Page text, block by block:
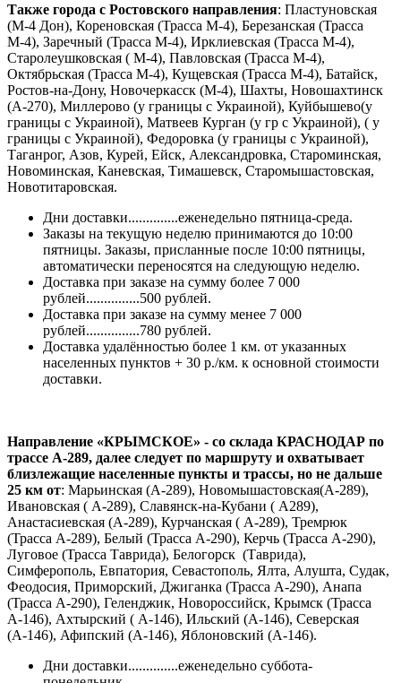
Также города с Ростовского направления: Пластуновская
(М-4 Дон), Кореновская (Трасса М-4), Березанская (Трасса
М-4), Заречный (Трасса М-4), Ирклиевская (Трасса М-4),
Старолеушковская ( М-4), Павловская (Трасса М-4),
Октябрьская (Трасса М-4), Кущевская (Трасса М-4), Батайск,
Ростов-на-Дону, Новочеркасск (М-4), Шахты, Новошахтинск
(А-270), Миллерово (у границы с Украиной), Куйбышево(у
границы с Украиной), Матвеев Курган (у гр с Украиной), ( у
границы с Украиной), Федоровка (у границы с Украиной),
Таганрог, Азов, Курей, Ейск, Александровка, Староминская,
Новоминская, Каневская, Тимашевск, Старомышастовская,
Новотитаровская.
Дни доставки..............еженедельно пятница-среда.
Заказы на текущую неделю принимаются до 10:00
пятницы. Заказы, присланные после 10:00 пятницы,
автоматически переносятся на следующую неделю.
Доставка при заказе на сумму более 7 000
рублей...............500 рублей.
Доставка при заказе на сумму менее 7 000
рублей...............780 рублей.
Доставка удалённостью более 1 км. от указанных
населенных пунктов + 30 р./км. к основной стоимости
доставки.
Направление «КРЫМСКОЕ» - со склада КРАСНОДАР по
трассе А-289, далее следует по маршруту и охватывает
близлежащие населенные пункты и трассы, но не дальше
25 км от: Марьинская (А-289), Новомышастовская(А-289),
Ивановская ( А-289), Славянск-на-Кубани ( А289),
Анастасиевская (А-289), Курчанская ( А-289), Тремрюк
(Трасса А-289), Белый (Трасса А-290), Керчь (Трасса А-290),
Луговое (Трасса Таврида), Белогорск (Таврида),
Симферополь, Евпатория, Севастополь, Ялта, Алушта, Судак,
Феодосия, Приморский, Джиганка (Трасса А-290), Анапа
(Трасса А-290), Геленджик, Новороссийск, Крымск (Трасса
А-146), Ахтырский ( А-146), Ильский (А-146), Северская
(А-146), Афипский (А-146), Яблоновский (А-146).
Дни доставки..............еженедельно суббота-